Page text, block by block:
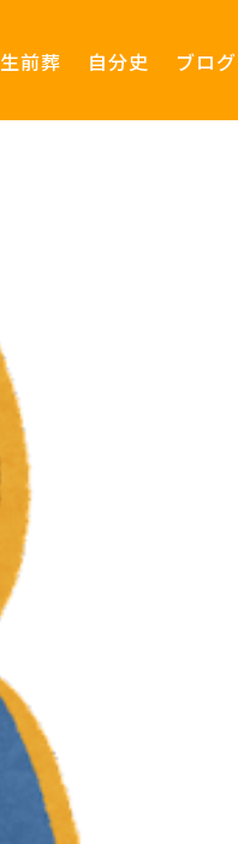
生前葬 自分史 ブログ